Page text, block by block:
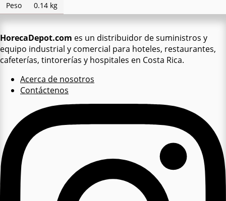
Peso
0.14 kg
HorecaDepot.com es un distribuidor de suministros y
equipo industrial y comercial para hoteles, restaurantes,
cafeterías, tintorerías y hospitales en Costa Rica.
Acerca de nosotros
Contáctenos